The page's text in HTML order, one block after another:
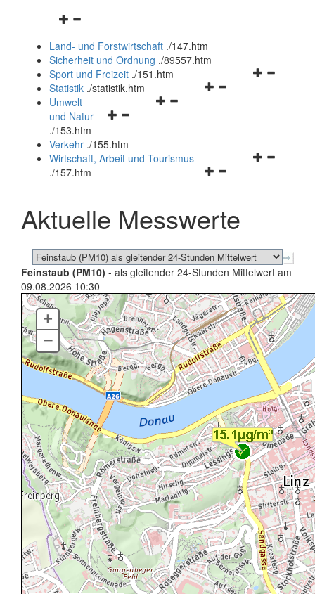
Navigationsmenü
und
schließen
Land- und Forstwirtschaft ./147.htm
Sicherheit und Ordnung ./89557.htm
Navigationsmenü
Sport und Freizeit ./151.htm
Navigationsmenü
Statistik ./statistik.htm
Navigationsmenü
und
schließen
Umwelt
und Natur
./153.htm
Verkehr ./155.htm
Navigationsmenü
schließen
Wirtschaft, Arbeit und Tourismus
./157.htm
Aktuelle Messwerte
Feinstaub (PM10) - als gleitender 24-Stunden Mittelwert am
09.08.2026 10:30
+
–